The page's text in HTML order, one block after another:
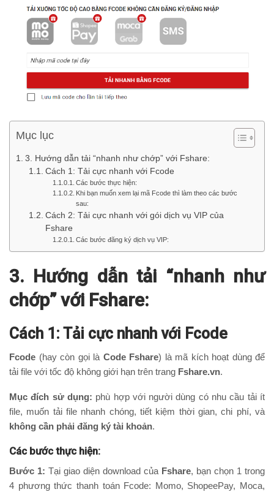
Mục lục
3. Hướng dẫn tải “nhanh như chớp” với Fshare:
Cách 1: Tải cực nhanh với Fcode
Các bước thực hiện:
Khi bạn muốn xem lại mã Fcode thì làm theo các bước
sau:
Cách 2: Tải cực nhanh với gói dịch vụ VIP của
Fshare
Các bước đăng ký dịch vụ VIP:
3. Hướng dẫn tải “nhanh như
chớp” với Fshare:
Cách 1: Tải cực nhanh với Fcode
Fcode (hay còn gọi là Code Fshare) là mã kích hoạt dùng để
tải file với tốc độ không giới hạn trên trang Fshare.vn.
Mục đích sử dụng: phù hợp với người dùng có nhu cầu tải ít
file, muốn tải file nhanh chóng, tiết kiệm thời gian, chi phí, và
không cần phải đăng ký tài khoản.
Các bước thực hiện:
Bước 1: Tại giao diện download của Fshare, bạn chọn 1 trong
4 phương thức thanh toán Fcode: Momo, ShopeePay, Moca,